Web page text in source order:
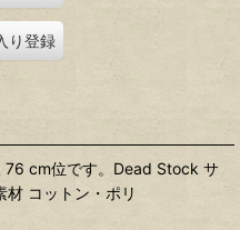
り登録
cm位です。Dead Stock サ
コットン・ポリ